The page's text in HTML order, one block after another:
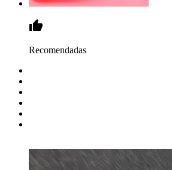
Recomendadas